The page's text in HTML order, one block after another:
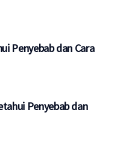
Penyebab dan Cara
Penyebab dan